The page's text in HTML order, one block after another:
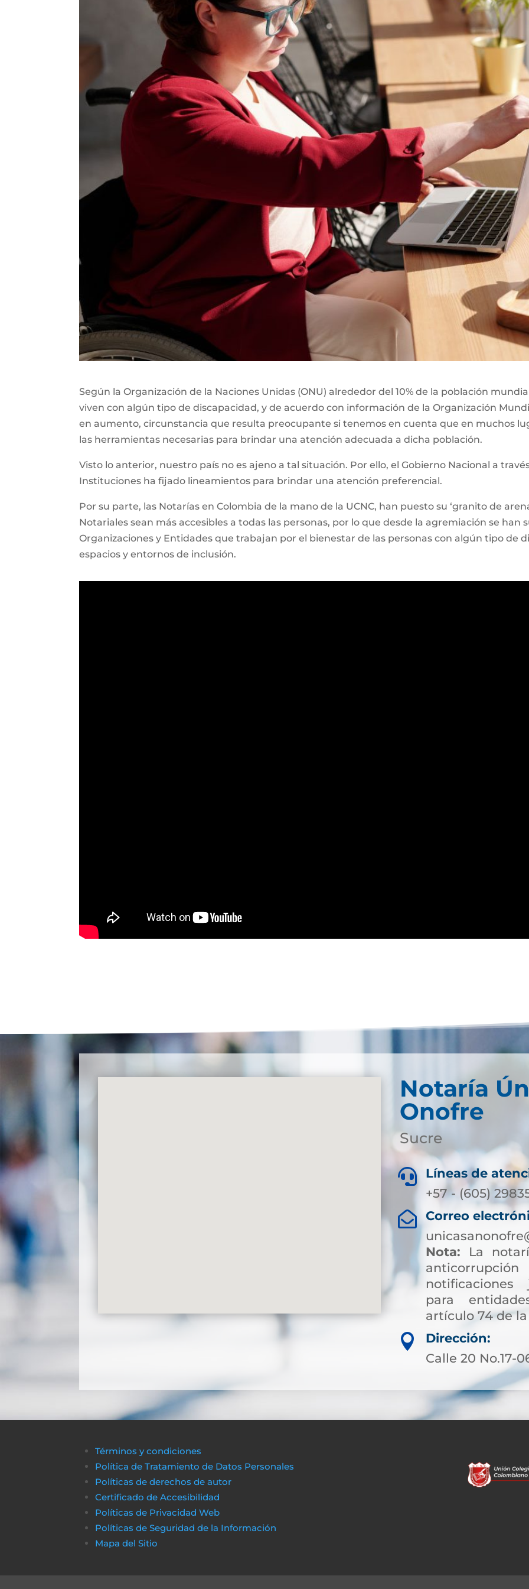
Según la Organización de la Naciones Unidas (ONU) alrededor del 10% de la población
viven con algún tipo de discapacidad, y de acuerdo con información de la Organización
en aumento, circunstancia que resulta preocupante si tenemos en cuenta que en muchos
las herramientas necesarias para brindar una atención adecuada a dicha población.
Visto lo anterior, nuestro país no es ajeno a tal situación. Por ello, el Gobierno Nacional a
Instituciones ha fijado lineamientos para brindar una atención preferencial.
Por su parte, las Notarías en Colombia de la mano de la UCNC, han puesto su ‘granito de
Notariales sean más accesibles a todas las personas, por lo que desde la agremiación se han
Organizaciones y Entidades que trabajan por el bienestar de las personas con algún tipo de
espacios y entornos de inclusión.
Notaría
Onofre
Sucre

Líneas de
+57 - (605)

Correo
Nota: La
para
artículo 74 de la

Dirección:
Calle 20 No.17-
Términos y condiciones
Política de Tratamiento de Datos Personales
Políticas de derechos de autor
Certificado de Accesibilidad
Políticas de Privacidad Web
Políticas de Seguridad de la Información
Mapa del Sitio